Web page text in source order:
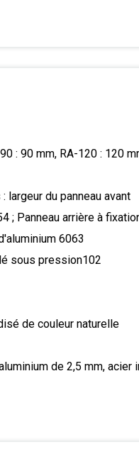
: 90 mm, RA-120 : 120
largeur du panneau avant
; Panneau arrière à
6063
sous pression102
de couleur naturelle
de 2,5 mm,